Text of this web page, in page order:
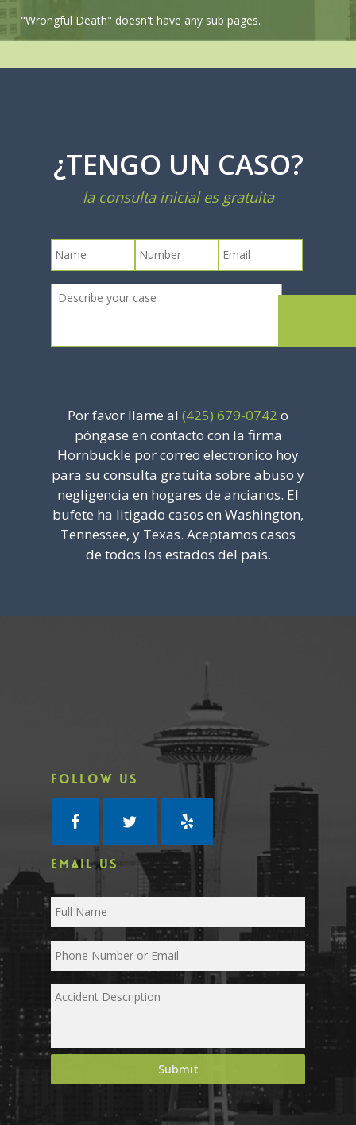
"Wrongful Death" doesn't have any sub pages.
¿TENGO UN CASO?
la consulta inicial es gratuita
Por favor llame al (425) 679-0742 o
póngase en contacto con la firma
Hornbuckle por correo electronico hoy
para su consulta gratuita sobre abuso y
negligencia en hogares de ancianos. El
bufete ha litigado casos en Washington,
Tennessee, y Texas. Aceptamos casos
de todos los estados del país.
FOLLOW US
EMAIL US